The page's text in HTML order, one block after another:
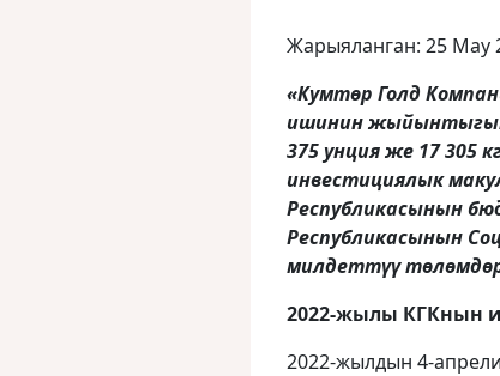
Жарыяланган: 25 May
«Кумтөр Голд
ишинин
375 унция же 17 305
инвестициялык
Республикасынын
Республикасынын
милдеттүү
2022-жылы КГКнын
2022-жылдын 4-